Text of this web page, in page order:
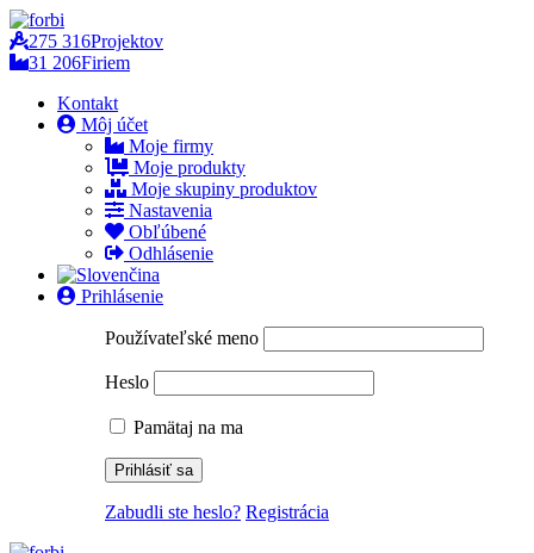
275 316Projektov
31 206Firiem
Kontakt
Môj účet
Moje firmy
Moje produkty
Moje skupiny produktov
Nastavenia
Obľúbené
Odhlásenie
Prihlásenie
Používateľské meno
Heslo
Pamätaj na ma
Zabudli ste heslo? Registrácia